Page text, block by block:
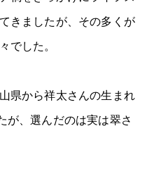
きましたが、その多くが
でした。
県から祥太さんの生まれ
が、選んだのは実は翠さ